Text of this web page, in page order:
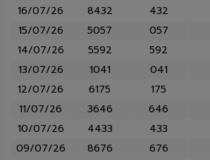
16/07/26
8432 432
15/07/26
5057 057
14/07/26
5592 592
13/07/26
1041 041
12/07/26
6175 175
11/07/26
3646 646
10/07/26
4433 433
09/07/26
8676 676